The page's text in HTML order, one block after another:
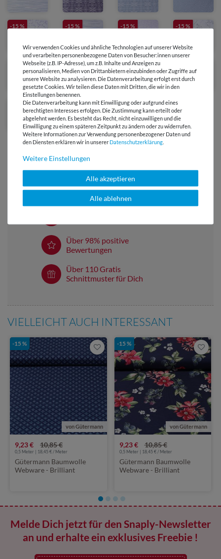
-15 % -15 % -15 % -15 %
-15 %
Versandkostenfrei ab 60 € -
Lieferung mit DHL
Über 98% positive
Bewertungen
Über 110 Gratis
Schnittmuster für Dich
VIELLEICHT AUCH INTERESSANT
-15 %
von Gütermann
9,23 € 10,85 €
0,5 Meter | 18,45 € / Meter
Gütermann Baumwolle
Webware - Brilliant
-15 %
von Gütermann
9,23 € 10,85 €
0,5 Meter | 18,45 € / Meter
Gütermann Baumwolle
Webware - Brilliant
Melde Dich jetzt für den Snaply-Newsletter
an und erhalte ein exklusives Freebie !
Wir verwenden Cookies und ähnliche Technologien auf unserer Website
und verarbeiten personenbezogene Daten von Besucher:innen unserer
Webseite (z.B. IP-Adresse), um z.B. Inhalte und Anzeigen zu
personalisieren, Medien von Drittanbietern einzubinden oder Zugriffe auf
unsere Website zu analysieren. Die Datenverarbeitung erfolgt erst durch
gesetzte Cookies. Wir teilen diese Daten mit Dritten, die wir in den
Einstellungen benennen.
Die Datenverarbeitung kann mit Einwilligung oder aufgrund eines
berechtigten Interesses erfolgen. Die Zustimmung kann erteilt oder
abgelehnt werden. Es besteht das Recht, nicht einzuwilligen und die
Einwilligung zu einem späteren Zeitpunkt zu ändern oder zu widerrufen.
Weitere Informationen zur Verwendung personenbezogener Daten und
den Diensten erklären wir in unserer Daten­schutz­erklärung
Weitere Einstellungen
Alle akzeptieren
Alle ablehnen